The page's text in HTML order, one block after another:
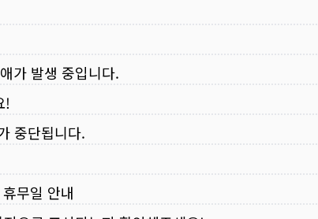
가 발생 중입니다.
!
중단됩니다.
무일 안내